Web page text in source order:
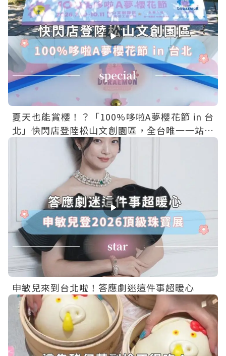
夏天也能賞櫻！？「100%哆啦A夢櫻花節 in 台
北」快閃店登陸松山文創園區，全台唯一一站免
申敏兒來到台北啦！答應劇迷這件事超暖心